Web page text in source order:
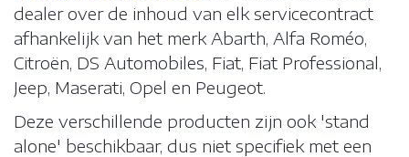
ANALYTISCHE COOKIES
ADVERTENTIE- EN PERSONALISATIECOOKIES
CONTACT
OVER ONS ?
dealer over de inhoud van elk servicecontract
afhankelijk van het merk Abarth, Alfa Roméo,
Citroën, DS Automobiles, Fiat, Fiat Professional,
Jeep, Maserati, Opel en Peugeot.
Deze verschillende producten zijn ook 'stand
alone' beschikbaar, dus niet specifiek met een